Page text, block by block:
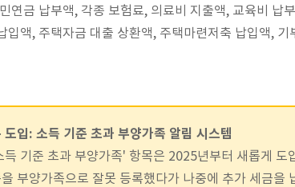
연금 납부액, 각종 보험료, 의료비 지출액, 교육비 납
입액, 주택자금 대출 상환액, 주택마련저축 납입액,
입: 소득 기준 초과 부양가족 알림 시스템
득 기준 초과 부양가족' 항목은 2025년부터 새롭게
부양가족으로 잘못 등록했다가 나중에 추가 세금을